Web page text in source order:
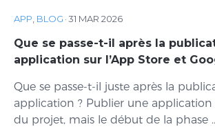
APP BLOG ·31 MAR 2026
Que se passe-t-il après la
application sur l’App Store et
Que se passe-t-il juste après la
application ? Publier une application
du projet, mais le début de la phase